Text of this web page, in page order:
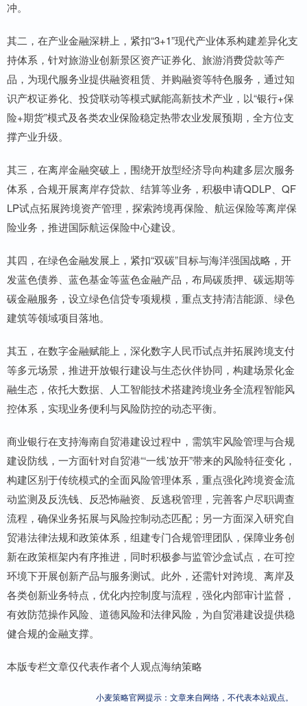
冲。
其二，在产业金融深耕上，紧扣“3+1”现代产业体系构建差异化支
持体系，针对旅游业创新景区资产证券化、旅游消费贷款等产
品，为现代服务业提供融资租赁、并购融资等特色服务，通过知
识产权证券化、投贷联动等模式赋能高新技术产业，以“银行+保
险+期货”模式及各类农业保险稳定热带农业发展预期，全方位支
撑产业升级。
其三，在离岸金融突破上，围绕开放型经济导向构建多层次服务
体系，合规开展离岸存贷款、结算等业务，积极申请QDLP、QF
LP试点拓展跨境资产管理，探索跨境再保险、航运保险等离岸保
险业务，推进国际航运保险中心建设。
其四，在绿色金融发展上，紧扣“双碳”目标与海洋强国战略，开
发蓝色债券、蓝色基金等蓝色金融产品，布局碳质押、碳远期等
碳金融服务，设立绿色信贷专项规模，重点支持清洁能源、绿色
建筑等领域项目落地。
其五，在数字金融赋能上，深化数字人民币试点并拓展跨境支付
等多元场景，推进开放银行建设与生态伙伴协同，构建场景化金
融生态，依托大数据、人工智能技术搭建跨境业务全流程智能风
控体系，实现业务便利与风险防控的动态平衡。
商业银行在支持海南自贸港建设过程中，需筑牢风险管理与合规
建设防线，一方面针对自贸港“‘一线’放开”带来的风险特征变化，
构建区别于传统模式的全面风险管理体系，重点强化跨境资金流
动监测及反洗钱、反恐怖融资、反逃税管理，完善客户尽职调查
流程，确保业务拓展与风险控制动态匹配；另一方面深入研究自
贸港法律法规和政策体系，组建专门合规管理团队，保障业务创
新在政策框架内有序推进，同时积极参与监管沙盒试点，在可控
环境下开展创新产品与服务测试。此外，还需针对跨境、离岸及
各类创新业务特点，优化内控制度与流程，强化内部审计监督，
有效防范操作风险、道德风险和法律风险，为自贸港建设提供稳
健合规的金融支撑。
本版专栏文章仅代表作者个人观点海纳策略
小麦策略官网提示：文章来自网络，不代表本站观点。